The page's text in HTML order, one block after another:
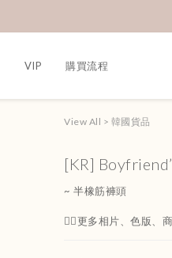
VIP 購買流程
View All > 韓國貨品
[KR]
~ 半橡筋褲頭
👇🏻更多相片、色版、